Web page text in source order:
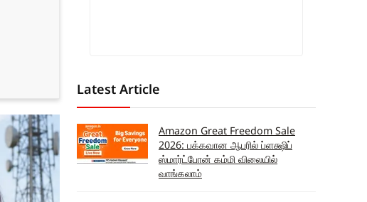
Latest Article
Amazon Great Freedom Sale
2026: பக்கவான ஆபரில் ப்ளக்ஷிப்
ஸ்மார்ட்போன் கம்மி விலையில்
வாங்கலாம்